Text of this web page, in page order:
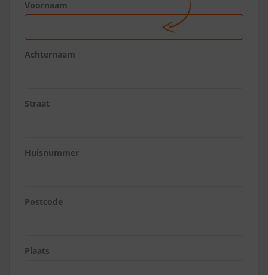
Voornaam
Achternaam
Straat
Huisnummer
Postcode
Plaats